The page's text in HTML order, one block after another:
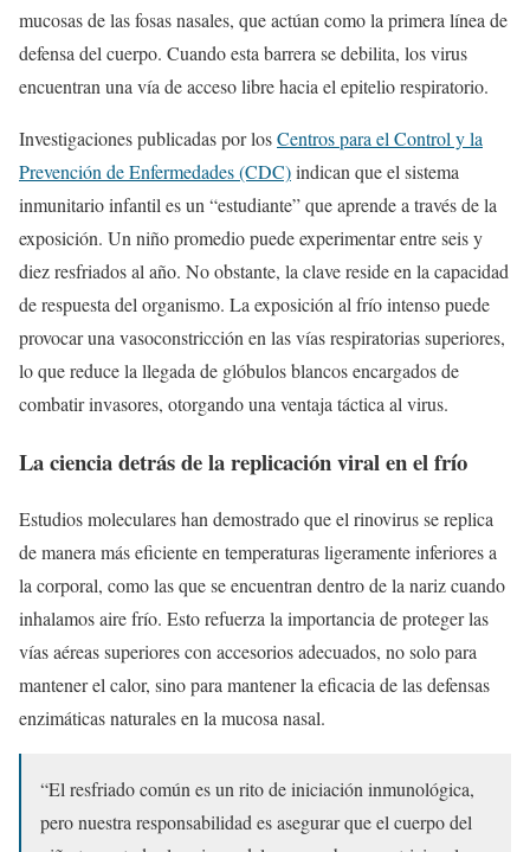
mucosas de las fosas nasales, que actúan como la primera línea de
defensa del cuerpo. Cuando esta barrera se debilita, los virus
encuentran una vía de acceso libre hacia el epitelio respiratorio.
Investigaciones publicadas por losCentros para el Control y la
Prevención de Enfermedades (CDC)indican que el sistema
inmunitario infantil es un “estudiante” que aprende a través de la
exposición. Un niño promedio puede experimentar entre seis y
diez resfriados al año. No obstante, la clave reside en la capacidad
de respuesta del organismo. La exposición al frío intenso puede
provocar una vasoconstricción en las vías respiratorias superiores,
lo que reduce la llegada de glóbulos blancos encargados de
combatir invasores, otorgando una ventaja táctica al virus.
La ciencia detrás de la replicación viral en el frío
Estudios moleculares han demostrado que el rinovirus se replica
de manera más eficiente en temperaturas ligeramente inferiores a
la corporal, como las que se encuentran dentro de la nariz cuando
inhalamos aire frío. Esto refuerza la importancia de proteger las
vías aéreas superiores con accesorios adecuados, no solo para
mantener el calor, sino para mantener la eficacia de las defensas
enzimáticas naturales en la mucosa nasal.
“El resfriado común es un rito de iniciación inmunológica,
pero nuestra responsabilidad es asegurar que el cuerpo del